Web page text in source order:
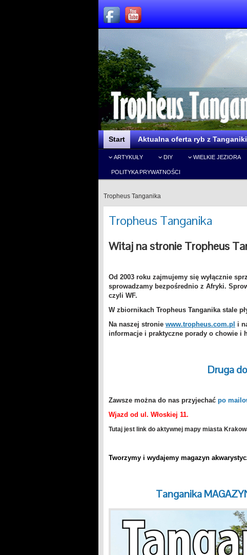
Start Aktualna oferta ryb z Tanganiki
ARTYKUŁY DIY WIELKIE JEZIORA
POLITYKA PRYWATNOŚCI
Tropheus Tanganika
Tropheus Tanganika
Witaj na stronie Tropheus
Od 2003 roku zajmujemy się wyłącznie
sprowadzamy bezpośrednio z Afryki. S
czyli WF.
W zbiornikach Tropheus Tanganika stale
Na naszej stronie www.tropheus.com.pl i
informacje i praktyczne porady o chowie i
Druga
Zawsze można do nas przyjechać po
Wjazd od ul. Włoskiej 11.
Tutaj jest link do aktywnej mapy miasta
Tworzymy i wydajemy magazyn
Tanganika